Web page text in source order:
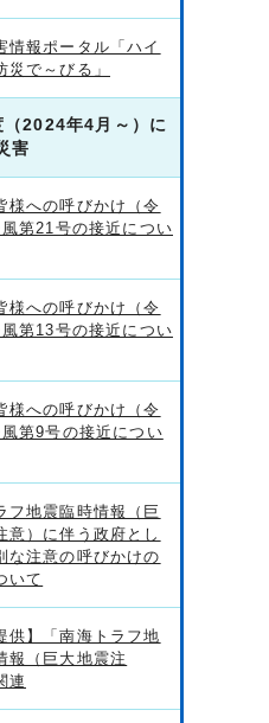
情報ポータル「ハイ
災で～びる」
（2024年4月～）に
害
様への呼びかけ（令
第21号の接近につい
様への呼びかけ（令
第13号の接近につい
様への呼びかけ（令
第9号の接近につい
フ地震臨時情報（巨
意）に伴う政府とし
な注意の呼びかけの
いて
供】「南海トラフ地
報（巨大地震注
連